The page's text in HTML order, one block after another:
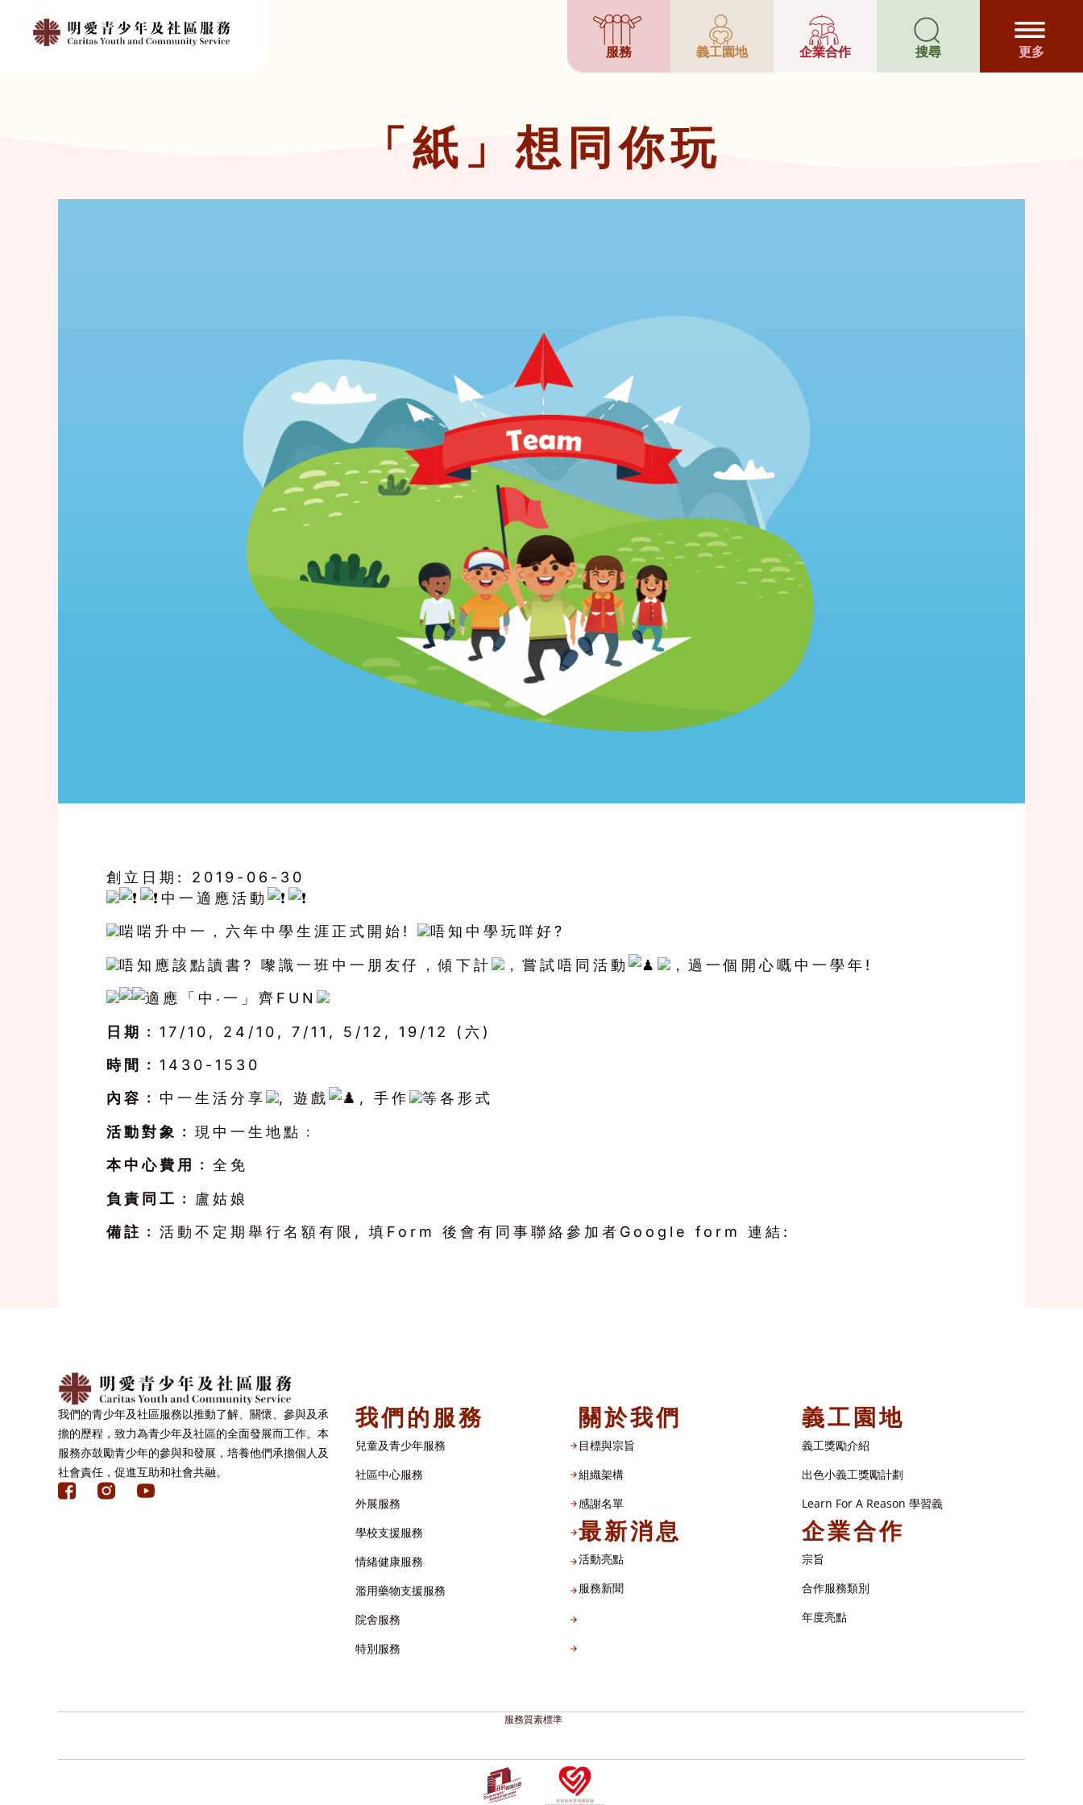
服務 義工園地 企業合作 搜尋 更多
「紙」想同你玩
創立日期:
2019-06-30
中一適應活動
啱啱升中一，六年中學生涯正式開始!
唔知中學玩咩好?
唔知應該點讀書? 嚟識一班中一朋友仔，傾下計
，嘗試唔同活動
，過一個開心嘅中一學年!
適應「中‧一」齊FUN
日期﹕ 17/10, 24/10, 7/11, 5/12, 19/12 (六)
時間﹕ 1430-1530
內容﹕ 中一生活分享 , 遊戲 , 手作
等各形式
活動對象﹕ 現中一生地點﹕
本中心費用﹕ 全免
負責同工﹕ 盧姑娘
備註﹕ 活動不定期舉行名額有限, 填Form 後會有同事聯絡參加者Google form 連結:
我們的青少年及社區服務以推動了解、關懷、參與及承
擔的歷程，致力為青少年及社區的全面發展而工作。本
服務亦鼓勵青少年的參與和發展，培養他們承擔個人及
社會責任，促進互助和社會共融。
我們的服務
兒童及青少年服務
社區中心服務
外展服務
學校支援服務
情緒健康服務
濫用藥物支援服務
院舍服務
特別服務
關於我們
目標與宗旨
組織架構​
感謝名單​
最新消息
活動亮點
服務新聞
義工園地
義工獎勵介紹
出色小義工獎勵計劃
Learn For A Reason 學習義
企業合作
宗旨
合作服務類別
年度亮點
服務質素標準